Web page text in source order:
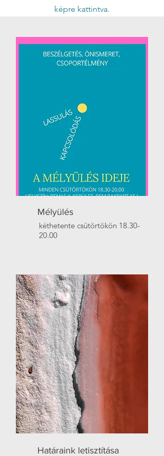
képre kattintva.
Mélyülés
kéthetente csütörtökön 18.30-
20.00
Határaink letisztítása